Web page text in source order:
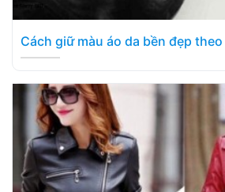
Cách giữ màu áo da bền đẹp